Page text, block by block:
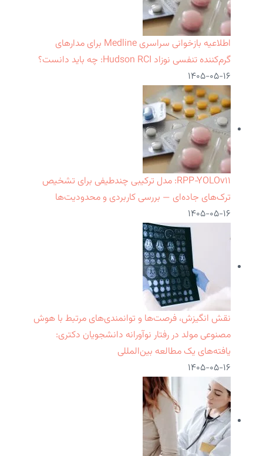
اطلاعیه بازخوانی سراسری Medline برای مدارهای
گرم‌کننده تنفسی نوزاد Hudson RCI: چه باید دانست؟
۱۴۰۵-۰۵-۱۶
RPP‑YOLOv۱۱: مدل ترکیبی چندطیفی برای تشخیص
ترک‌های جاده‌ای — بررسی کاربردی و محدودیت‌ها
۱۴۰۵-۰۵-۱۶
نقش انگیزش، فرصت‌ها و توانمندی‌های مرتبط با هوش
مصنوعی مولد در رفتار نوآورانه دانشجویان دکتری:
یافته‌های یک مطالعه بین‌المللی
۱۴۰۵-۰۵-۱۶